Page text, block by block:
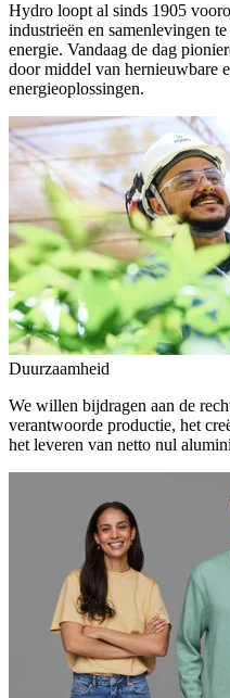
Hydro loopt al sinds 1905
industrieën en samenlevingen
energie. Vandaag de dag
door middel van hernieuwbare
energieoplossingen.
Duurzaamheid
We willen bijdragen aan de
verantwoorde productie, het
het leveren van netto nul